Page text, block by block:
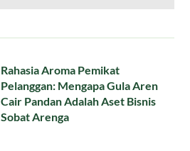
Rahasia Aroma Pemikat
Pelanggan: Mengapa Gula Aren
Cair Pandan Adalah Aset Bisnis
Sobat Arenga